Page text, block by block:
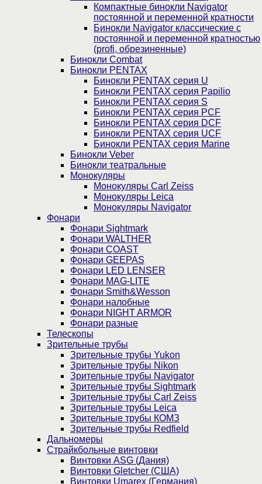
Компактные бинокли Navigator
постоянной и переменной кратности
Бинокли Navigator классические с
постоянной и переменной кратностью
(profi, обрезиненные)
Бинокли Combat
Бинокли PENTAX
Бинокли PENTAX серия U
Бинокли PENTAX серия Papilio
Бинокли PENTAX серия S
Бинокли PENTAX серия PCF
Бинокли PENTAX серия DCF
Бинокли PENTAX серия UCF
Бинокли PENTAX серия Marine
Бинокли Veber
Бинокли театральные
Монокуляры
Монокуляры Carl Zeiss
Монокуляры Leica
Монокуляры Navigator
Фонари
Фонари Sightmark
Фонари WALTHER
Фонари COAST
Фонари GEEPAS
Фонари LED LENSER
Фонари MAG-LITE
Фонари Smith&Wesson
Фонари налобные
Фонари NIGHT ARMOR
Фонари разные
Телескопы
Зрительные трубы
Зрительные трубы Yukon
Зрительные трубы Nikon
Зрительные трубы Navigator
Зрительные трубы Sightmark
Зрительные трубы Carl Zeiss
Зрительные трубы Leica
Зрительные трубы КОМЗ
Зрительные трубы Redfield
Дальномеры
Страйкбольные винтовки
Винтовки ASG (Дания)
Винтовки Gletcher (США)
Винтовки Umarex (Германия)